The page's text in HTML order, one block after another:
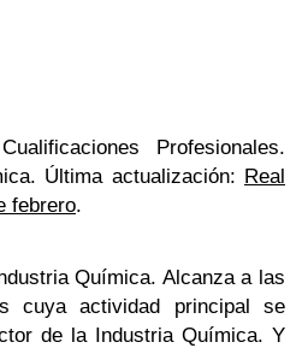
Profesionales.
Última actualización: Real
febrero.
Química. Alcanza a las
cuya actividad principal se
de la Industria Química. Y